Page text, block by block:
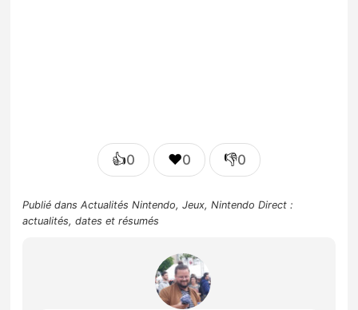
👍0 ❤️0 👎0
Publié dansActualités Nintendo,Jeux,Nintendo Direct :
actualités, dates et résumés